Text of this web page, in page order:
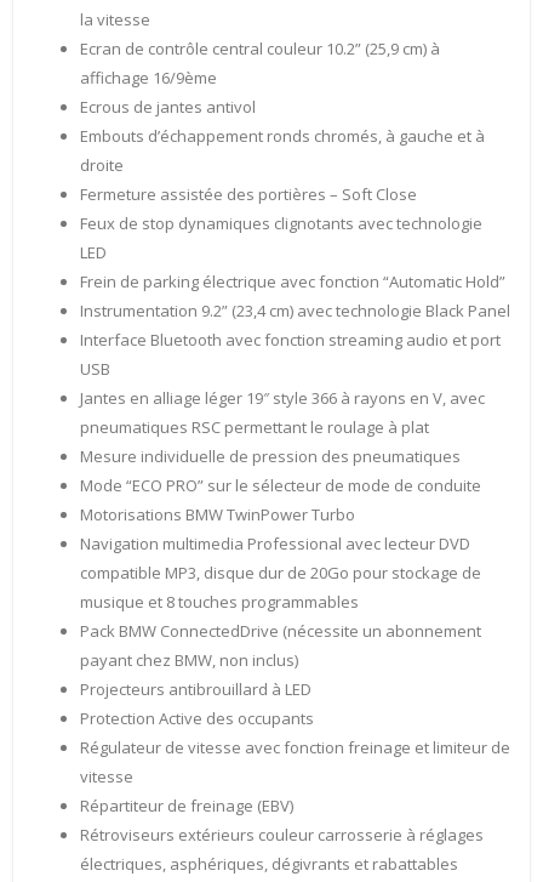
la vitesse
Ecran de contrôle central couleur 10.2” (25,9 cm) à
affichage 16/9ème
Ecrous de jantes antivol
Embouts d’échappement ronds chromés, à gauche et à
droite
Fermeture assistée des portières – Soft Close
Feux de stop dynamiques clignotants avec technologie
LED
Frein de parking électrique avec fonction “Automatic Hold”
Instrumentation 9.2” (23,4 cm) avec technologie Black Panel
Interface Bluetooth avec fonction streaming audio et port
USB
Jantes en alliage léger 19″ style 366 à rayons en V, avec
pneumatiques RSC permettant le roulage à plat
Mesure individuelle de pression des pneumatiques
Mode “ECO PRO” sur le sélecteur de mode de conduite
Motorisations BMW TwinPower Turbo
Navigation multimedia Professional avec lecteur DVD
compatible MP3, disque dur de 20Go pour stockage de
musique et 8 touches programmables
Pack BMW ConnectedDrive (nécessite un abonnement
payant chez BMW, non inclus)
Projecteurs antibrouillard à LED
Protection Active des occupants
Régulateur de vitesse avec fonction freinage et limiteur de
vitesse
Répartiteur de freinage (EBV)
Rétroviseurs extérieurs couleur carrosserie à réglages
électriques, asphériques, dégivrants et rabattables